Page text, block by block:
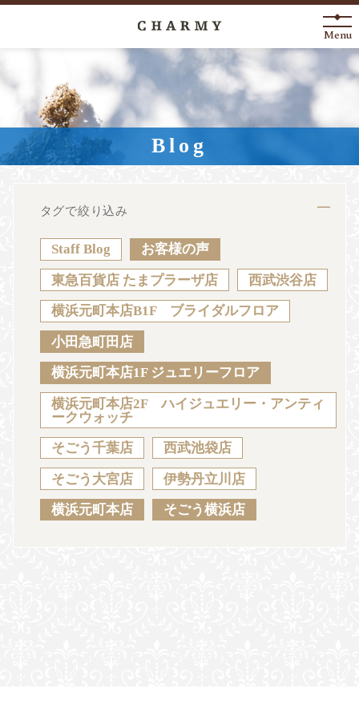
New Arrival
About
Engagement Ring
Anniversary
News Blog
Sustainability Voice Catalog
JA EN CH KO
Menu
Blog
タグで絞り込み
Staff Blog お客様の声
東急百貨店 たまプラーザ店 西武渋谷店
横浜元町本店B1F ブライダルフロア
小田急町田店
横浜元町本店1F ジュエリーフロア
横浜元町本店2F ハイジュエリー・アンティ
ークウォッチ
そごう千葉店 西武池袋店
そごう大宮店 伊勢丹立川店
横浜元町本店 そごう横浜店